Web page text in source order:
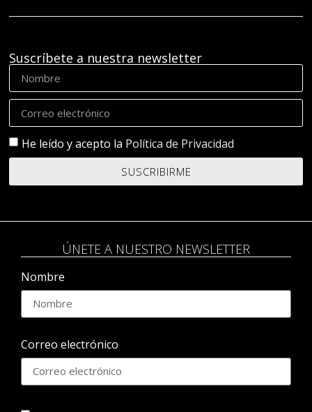
Suscríbete a nuestra newsletter
He leído y acepto la Política de Privacidad
SUSCRIBIRME
ÚNETE A NUESTRO NEWSLETTER
Nombre
Correo electrónico